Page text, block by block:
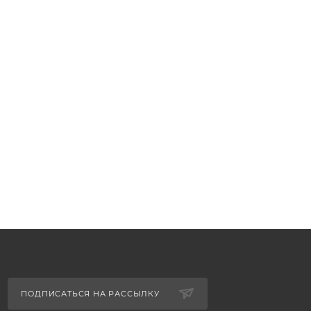
22180,
ПОДПИСАТЬСЯ НА РАССЫЛКУ